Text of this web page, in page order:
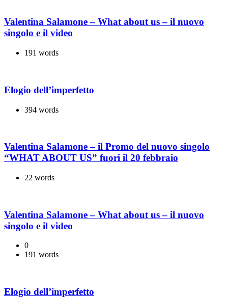
Valentina Salamone – What about us – il nuovo
singolo e il video
191 words
Elogio dell’imperfetto
394 words
Valentina Salamone – il Promo del nuovo singolo
“WHAT ABOUT US” fuori il 20 febbraio
22 words
Valentina Salamone – What about us – il nuovo
singolo e il video
0
191 words
Elogio dell’imperfetto